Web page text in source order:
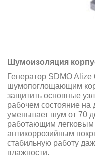
Шумоизоляция
Генератор SDMO
шумопоглощающим
защитить основные
рабочем состояние на
уменьшает шум от 70
работающим
антикоррозийным
стабильную работу
влажности.